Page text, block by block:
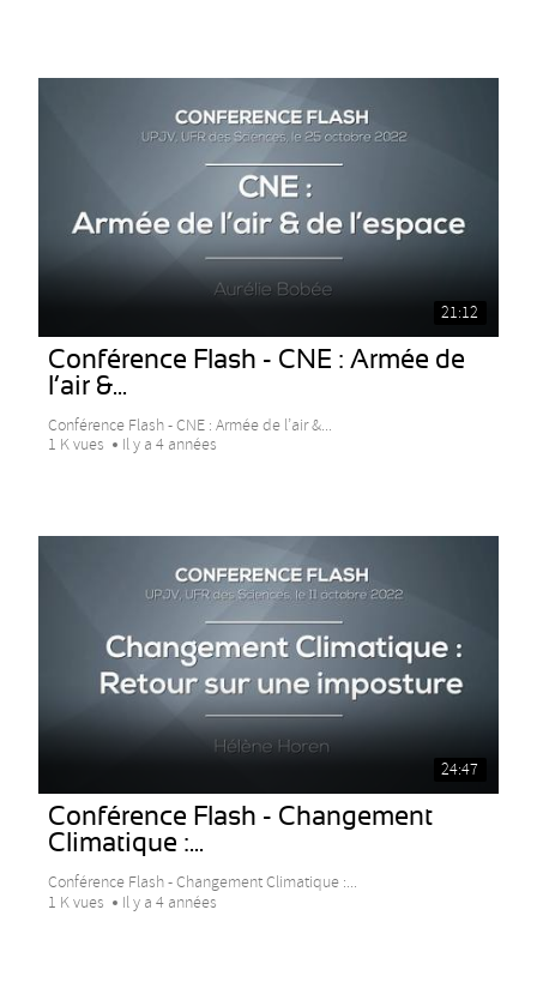
21:12
Conférence Flash - CNE : Armée de
l’air &...
Conférence Flash - CNE : Armée de l’air &...
1 K vues
Il y a 4 années
24:47
Conférence Flash - Changement
Climatique :...
Conférence Flash - Changement Climatique :...
1 K vues
Il y a 4 années